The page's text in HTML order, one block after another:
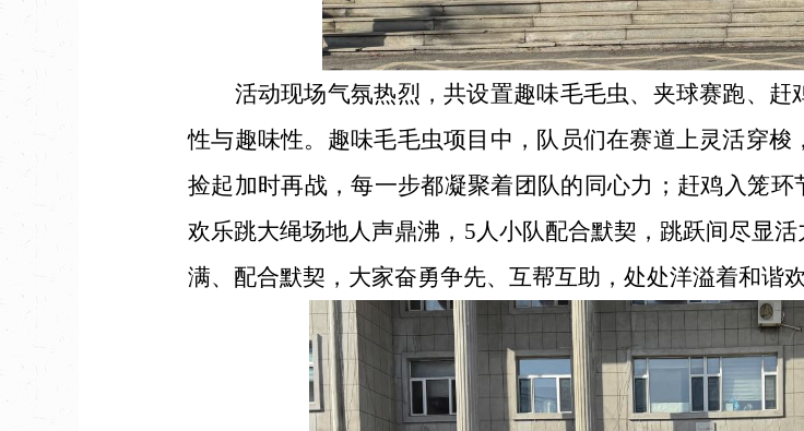
活动现场气氛热烈，共设置趣味毛毛虫、夹球赛跑、赶
性与趣味性。趣味毛毛虫项目中，队员们在赛道上灵活穿
捡起加时再战，每一步都凝聚着团队的同心力；赶鸡入笼环
欢乐跳大绳场地人声鼎沸，5人小队配合默契，跳跃间尽显
满、配合默契，大家奋勇争先、互帮互助，处处洋溢着和谐欢